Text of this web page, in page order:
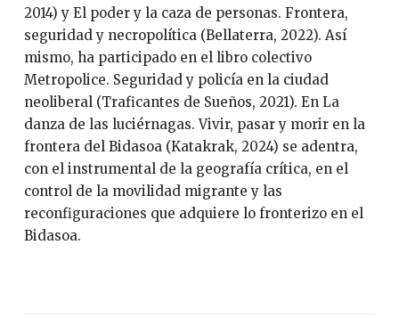
2014) y El poder y la caza de personas. Frontera,
seguridad y necropolítica (Bellaterra, 2022). Así
mismo, ha participado en el libro colectivo
Metropolice. Seguridad y policía en la ciudad
neoliberal (Traficantes de Sueños, 2021). En La
danza de las luciérnagas. Vivir, pasar y morir en la
frontera del Bidasoa (Katakrak, 2024) se adentra,
con el instrumental de la geografía crítica, en el
control de la movilidad migrante y las
reconfiguraciones que adquiere lo fronterizo en el
Bidasoa.